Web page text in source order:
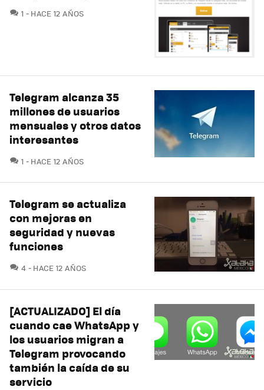
1 COMENTARIOS
HACE 12 AÑOS
Telegram alcanza 35
millones de usuarios
mensuales y otros datos
interesantes
1 COMENTARIOS
HACE 12 AÑOS
Telegram se actualiza
con mejoras en
seguridad y nuevas
funciones
4 COMENTARIOS
HACE 12 AÑOS
[ACTUALIZADO] El día
cuando cae WhatsApp y
los usuarios migran a
Telegram provocando
también la caída de su
servicio